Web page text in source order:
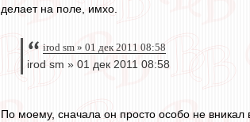
делает на поле, имхо.
irod sm » 01 дек 2011 08:58
irod sm » 01 дек 2011 08:58
По моему, сначала он просто особо не